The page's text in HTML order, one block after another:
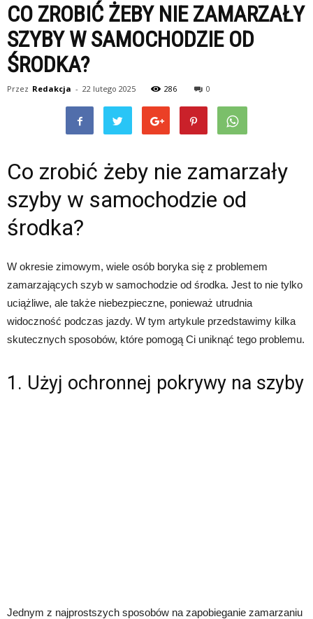
CO ZROBIĆ ŻEBY NIE ZAMARZAŁY
SZYBY W SAMOCHODZIE OD
ŚRODKA?
Przez Redakcja - 22 lutego 2025 286 0
Co zrobić żeby nie zamarzały
szyby w samochodzie od
środka?
W okresie zimowym, wiele osób boryka się z problemem
zamarzających szyb w samochodzie od środka. Jest to nie tylko
uciążliwe, ale także niebezpieczne, ponieważ utrudnia
widoczność podczas jazdy. W tym artykule przedstawimy kilka
skutecznych sposobów, które pomogą Ci uniknąć tego problemu.
1. Użyj ochronnej pokrywy na szyby
Jednym z najprostszych sposobów na zapobieganie zamarzaniu